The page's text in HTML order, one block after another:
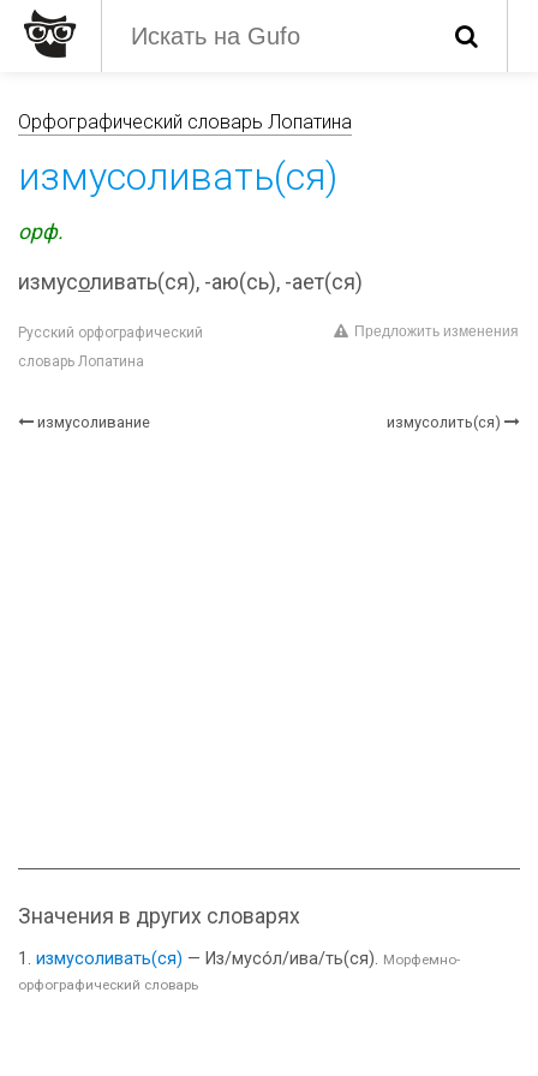
Орфографический словарь Лопатина
измусоливать(ся)
орф.
измусоливать(ся), -аю(сь), -ает(ся)
Русский орфографический
словарь Лопатина
Предложить изменения
измусоливание измусолить(ся)
Значения в других словарях
измусоливать(ся) — Из/мусо́л/ива/ть(ся). Морфемно-
орфографический словарь